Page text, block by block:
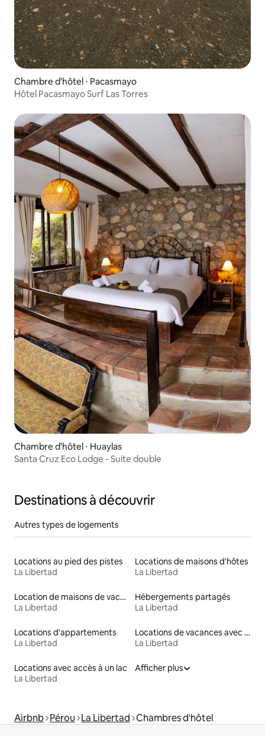
Chambre d'hôtel ⋅ Pacasmayo
Hôtel Pacasmayo Surf Las Torres
Chambre d'hôtel ⋅ Huaylas
Santa Cruz Eco Lodge - Suite double
Destinations à découvrir
Autres types de logements
Locations au pied des pistes
La Libertad
Locations de maisons d'hôtes
La Libertad
Location de maisons de vacances
La Libertad
Hébergements partagés
La Libertad
Locations d'appartements
La Libertad
Locations de vacances avec piscine
La Libertad
Locations avec accès à un lac
La Libertad
Afficher plus
Airbnb Pérou La Libertad Chambres d'hôtel